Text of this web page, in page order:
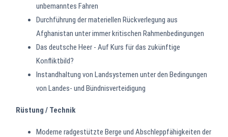
unbemanntes Fahren
Durchführung der materiellen Rückverlegung aus
Afghanistan unter immer kritischen Rahmenbedingungen
Das deutsche Heer - Auf Kurs für das zukünftige
Konfliktbild?
Instandhaltung von Landsystemen unter den Bedingungen
von Landes- und Bündnisverteidigung
Rüstung / Technik
Moderne radgestützte Berge und Abschleppfähigkeiten der